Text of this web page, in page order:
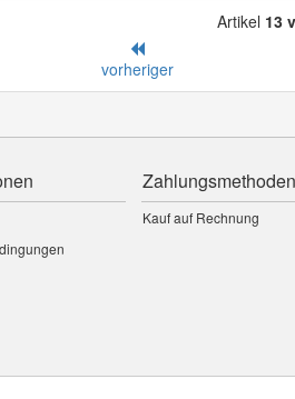
Artikel 13
vorheriger
Zahlungsmethoden
Kauf auf Rechnung